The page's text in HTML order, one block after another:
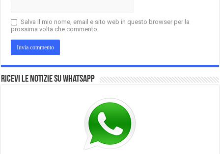
Salva il mio nome, email e sito web in questo browser per la
prossima volta che commento.
Ricevi le notizie su Whatsapp